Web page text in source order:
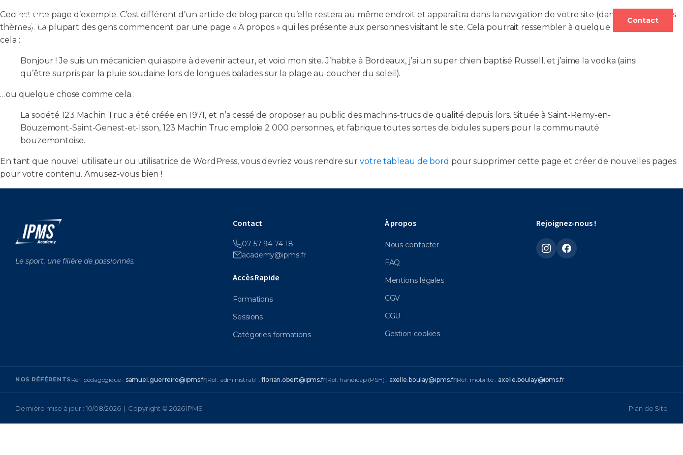
Nos FormationsCalendrier des formations Catégories des formations FAQ Contact
Ceci est une page d’exemple. C’est différent d’un article de blog parce qu’elle restera au même endroit et apparaîtra dans la navigation de votre site (dans la plupart des
thèmes). La plupart des gens commencent par une page « À propos » qui les présente aux personnes visitant le site. Cela pourrait ressembler à quelque chose comme
cela :
Bonjour ! Je suis un mécanicien qui aspire à devenir acteur, et voici mon site. J’habite à Bordeaux, j’ai un super chien baptisé Russell, et j’aime la vodka (ainsi
qu’être surpris par la pluie soudaine lors de longues balades sur la plage au coucher du soleil).
…ou quelque chose comme cela :
La société 123 Machin Truc a été créée en 1971, et n’a cessé de proposer au public des machins-trucs de qualité depuis lors. Située à Saint-Remy-en-
Bouzemont-Saint-Genest-et-Isson, 123 Machin Truc emploie 2 000 personnes, et fabrique toutes sortes de bidules supers pour la communauté
bouzemontoise.
En tant que nouvel utilisateur ou utilisatrice de WordPress, vous devriez vous rendre survotre tableau de bord pour supprimer cette page et créer de nouvelles pages
pour votre contenu. Amusez-vous bien !
Le sport, une filière de passionnés.
Contact
07 57 94 74 18
academy@ipms.fr
Accès Rapide
Formations
Sessions
Catégories formations
À propos
Nous contacter
FAQ
Mentions légales
CGV
CGU
Gestion cookies
Rejoignez-nous !
NOS RÉFÉRENTS Réf. pédagogique : samuel.guerreiro@ipms.fr|Réf. administratif :florian.obert@ipms.fr|Réf. handicap (PSH) : axelle.boulay@ipms.fr|Réf. mobilité : axelle.boulay@ipms.fr
Dernière mise à jour : 10/08/2026 | Copyright © 2026 IPMS Plan de Site